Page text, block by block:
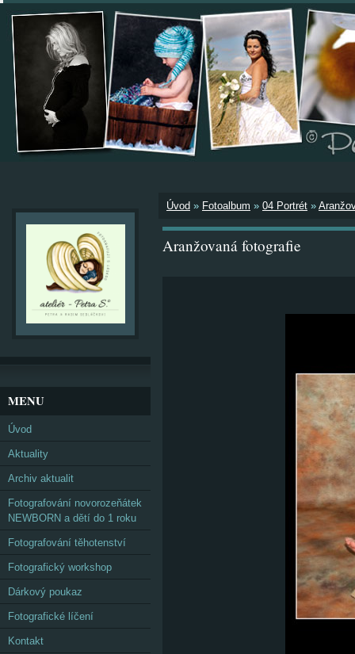
Úvod » Fotoalbum » 04 Portrét »
Aranžovaná fotografie
MENU
Úvod
Aktuality
Archiv aktualit
Fotografování novorozeňátek
NEWBORN a dětí do 1 roku
Fotografování těhotenství
Fotografický workshop
Dárkový poukaz
Fotografické líčení
Kontakt